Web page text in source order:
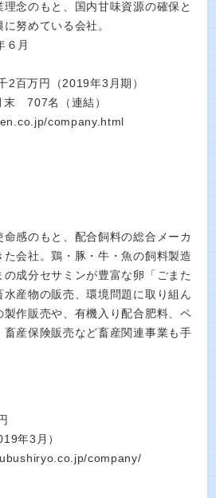
念のもと、国内甘味資源の確保と
努めている会社。
６月
2百万円（2019年3月期）
末 707名（連結）
company.html
命感のもと、配合飼料の総合メーカ
会社。鶏・豚・牛・魚の飼料製造
成分セサミンが豊富な卵「ごまた
水産物の販売、環境問題に取り組ん
作販売や、有機入り配合肥料、ペ
畜産保険販売など畜産関連事業も手
年3月）
company/